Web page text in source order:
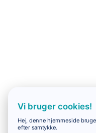
Vi bruger cookies!
Hej, denne hjemmeside
efter samtykke.